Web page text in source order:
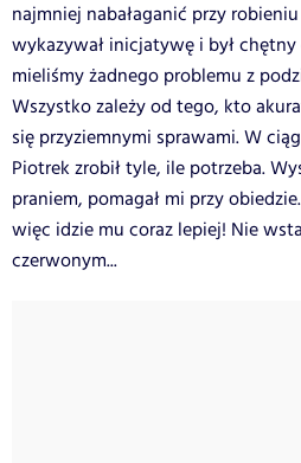
najmniej nabałaganić przy
wykazywał inicjatywę i był
mieliśmy żadnego problemu z
Wszystko zależy od tego, kto
się przyziemnymi sprawami. W
Piotrek zrobił tyle, ile potrzeba.
praniem, pomagał mi przy
więc idzie mu coraz lepiej! Nie
czerwonym...